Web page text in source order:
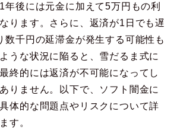
年後には元金に加えて5万円もの利
ります。さらに、返済が1日でも遅
数千円の延滞金が発生する可能性も
うな状況に陥ると、雪だるま式に
終的には返済が不可能になってし
りません。以下で、ソフト闇金に
体的な問題点やリスクについて詳
す。